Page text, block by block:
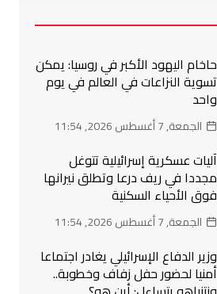
حاخام اليهود الأكبر في روسيا: يمكن
تسوية النزاعات في العالم في يوم
واحد
الجمعة, 7 أغسطس 2026, 11:54
آليات عسكرية إسرائيلية تتوغل
مجددا في ريف درعا وتطلق نيرانها
فوق الأحياء السكنية
الجمعة, 7 أغسطس 2026, 11:54
وزير الدفاع الإسرائيلي يغادر اجتماعا
أمنيا لحضور حفل زفاف وخطوبة..